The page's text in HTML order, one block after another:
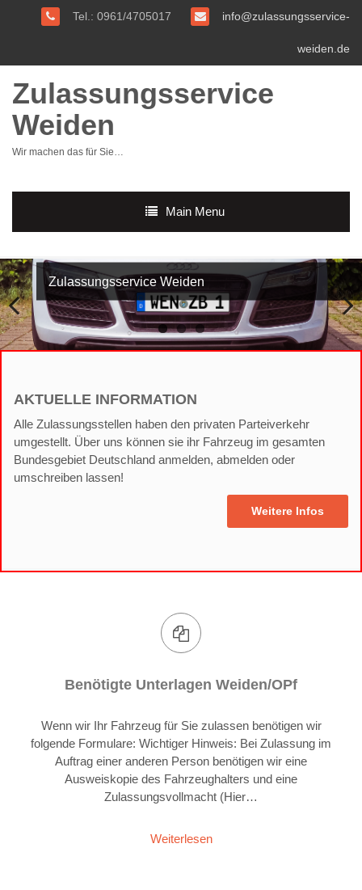
Tel.: 0961/4705017 info@zulassungsservice-
weiden.de
Zulassungsservice
Weiden
Wir machen das für Sie…
Main Menu
Zulassungsservice Weiden
Previous Next
AKTUELLE INFORMATION
Alle Zulassungsstellen haben den privaten Parteiverkehr
umgestellt. Über uns können sie ihr Fahrzeug im gesamten
Bundesgebiet Deutschland anmelden, abmelden oder
umschreiben lassen!
Weitere Infos
Benötigte Unterlagen Weiden/OPf
Wenn wir Ihr Fahrzeug für Sie zulassen benötigen wir
folgende Formulare: Wichtiger Hinweis: Bei Zulassung im
Auftrag einer anderen Person benötigen wir eine
Ausweiskopie des Fahrzeughalters und eine
Zulassungsvollmacht (Hier…
Weiterlesen